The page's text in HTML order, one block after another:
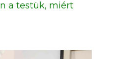
a testük, miért